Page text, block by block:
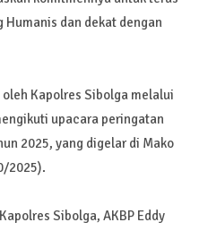
dan dekat dengan
Kapolres Sibolga melalui
upacara peringatan
2025, yang digelar di Mako
2025).
Sibolga, AKBP Eddy